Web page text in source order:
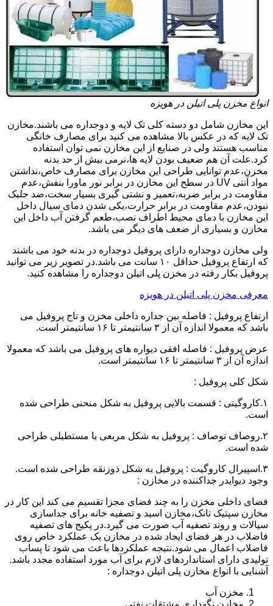
انواع مخزن پلی اتیلن در هویزه
این مخازن شامل دو دسته کلی تک لایه و دوجداره می باشند.مخازن
تک لایه که در عکس بالا مشاهده می کنید برای مصارف خانگی
مناسب هستند ولی در صنایع از این مخازن نمی توان استفاده
کرد.علت آن هم ضعیف بودن لایه ها،نرمی بیش از حد بدنه
مخزن،عدم توانایی طراحی این مخازن برای مصارف خاص،نداشتن
مواد آنتی UV در سطح این مخازن در برابر نور ماورا بنفش،عدم
مقاومت در برابر ضربه،تعمیر و نشتی گیری بسیار سخت،ضد جلبک
نبودن،عدم مقاومت در برابر حرارت،یکی شدن دمای سیال داخل
این مخازن با دمای محیط اطراف نصب،طعم گرفتن آب داخل این
مخازن و بسیاری از ضعف های دیگر می باشد.
ولی مخازن دوجداره دارای پروفیل دوجداره در بدنه خود می باشند
که ارتفاع پروفیل حداقل ۱۰ سانت می باشد.در تصویر زیر می توانید
پروفیل بکار رفته در مخزن پلی اتیلن دوجداره را مشاهده کنید.
معرفی مخزن پلی اتیلن در هویزه
ارتفاع پروفیل : فاصله بین جداره داخلی مخزن و تاج پروفیل می
باشد که معمولا اندازه آن از ۳ سانتیمتر تا ۱۶ سانتیمتر است.
عرض پروفیل : فاصله افقی دیواره های پروفیل می باشد که معمولا
اندازه آن از ۳ سانتیمتر تا ۱۶ سانتیمتر است.
شکل کلی پروفیل :
۱.کاروگیتی : قسمت بالایی پروفیل به شکل منحنی طراحی شده
است.
۲.روصاف توصاف : پروفیل به شکل مربعی یا مستطیلی طراحی
شده است.
۳.اسپیرال کاروگیت : پروفیل به شکل ذوزنقه طراحی شده است.
وجود دیوایدر جداکننده در مخازن :
فضای داخلی مخزن را به چند فضای مجزا تقسیم می کند این کار در
مخازن سپتیک تانک،مخازن اسید و تصفیه خانه برای جداسازی
سیالات و روند تصفیه آب صورت می گیرد.در پکیج های تصفیه
فاضلاب در هر فضای ایجاد شده در مخازن یک عملکرد خاص روی
فاضلاب اعمال می شود.نتیجه عملکردها باعث می شود تا پساب
تولیدی دارای استانداردهای لازم برای آب مورد استفاده مجدد باشد.
آشنایی با انواع مخازن پلی اتیلن دوجداره :
مخزن آب
مخازن نگهداری مشتقات نفتی